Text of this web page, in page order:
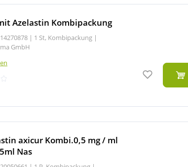
Azelastin Kombipackung
| 1 St, Kombipackung |
GmbH
Auf den
axicur Kombi.0,5 mg / ml
Nas